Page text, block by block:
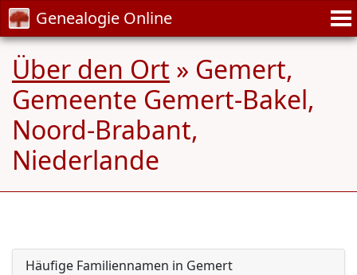
Genealogie Online
Über den Ort » Gemert,
Gemeente Gemert-Bakel,
Noord-Brabant,
Niederlande
Häufige Familiennamen in Gemert